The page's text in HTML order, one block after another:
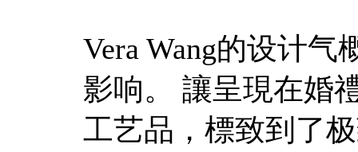
Vera Wang的设计
影响。 讓呈現在婚
工艺品，標致到了